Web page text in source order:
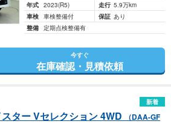
年式 2023(R5) 走行 5.9万km
車検 車検整備付 保証 あり
整備 定期点検整備有
今すぐ
在庫確認・見積依頼
新着
ター Vセレクション 4WD
（DAA-GF